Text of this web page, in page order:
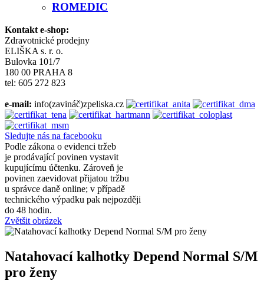
ROMEDIC
Kontakt e-shop:
Zdravotnické prodejny
ELIŠKA s. r. o.
Bulovka 101/7
180 00 PRAHA 8
tel: 605 272 823
e-mail: info(zavináč)zpeliska.cz
Sledujte nás na facebooku
Podle zákona o evidenci tržeb
je prodávající povinen vystavit
kupujícímu účtenku. Zároveň je
povinen zaevidovat přijatou tržbu
u správce daně online; v případě
technického výpadku pak nejpozději
do 48 hodin.
Zvětšit obrázek
Natahovací kalhotky Depend Normal S/M
pro ženy